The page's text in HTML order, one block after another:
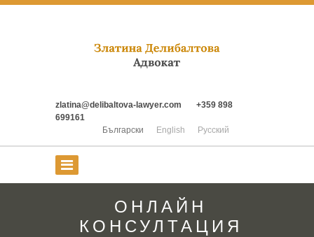
zlatina@delibaltova-lawyer.com +359 898
699161
Български
English Русский
ОНЛАЙН
КОНСУЛТАЦИЯ